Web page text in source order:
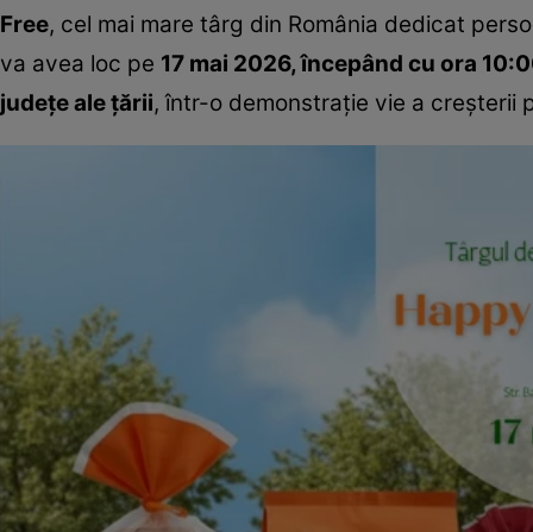
Free, cel mai mare târg din România dedicat
va avea loc pe 17 mai 2026, începând cu ora
județe ale țării, într-o demonstrație vie a creșterii